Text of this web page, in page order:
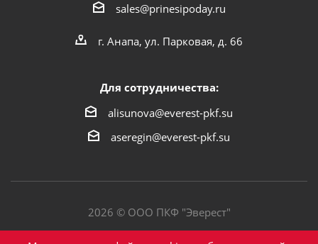
sales@prinesipoday.ru
г. Анапа, ул. Парковая, д. 66
Для сотрудничества:
alisunova@everest-pkf.su
aseregin@everest-pkf.su
2026 © ООО ПКФ "Эверест"